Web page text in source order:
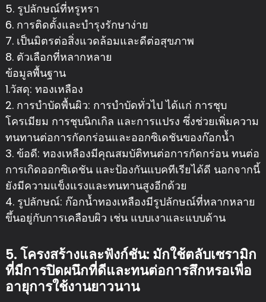
5. รูปลักษณ์ที่หรูหรา
6. การติดตั้งและบำรุงรักษาง่าย
7. เป็นมิตรต่อสิ่งแวดล้อมและดีต่อสุขภาพ
8. ตัวเลือกที่หลากหลาย
ข้อมูลพื้นฐาน
1.วัสดุ: ทองเหลือง
2. การบำบัดพื้นผิว: การบำบัดทั่วไป ได้แก่ การชุบ
โครเมียม การชุบนิกเกิล และการแปรง ซึ่งช่วยเพิ่มความ
ทนทานต่อการกัดกร่อนและออกซิเดชันของก๊อกน้ำ
3. ข้อดี: ทองเหลืองมีคุณสมบัติทนต่อการกัดกร่อน ทนต่อ
การเกิดออกซิเดชัน และป้องกันแบคทีเรียได้ดี นอกจากนี้
ยังมีความแข็งแรงและทนทานสูงอีกด้วย
4. รูปลักษณ์: ก๊อกน้ำทองเหลืองมีรูปลักษณ์ที่หลากหลาย
ขึ้นอยู่กับการเคลือบผิว เช่น แบบเงาและแบบด้าน
5. โครงสร้างและฟังก์ชัน: มักใช้ตลับเซรามิก
ที่มีการปิดผนึกที่ดีและทนต่อการสึกหรอเพื่อ
อายุการใช้งานยาวนาน